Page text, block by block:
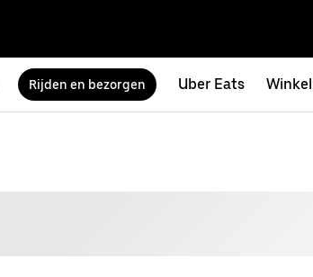
Rijden en bezorgen Uber Eats